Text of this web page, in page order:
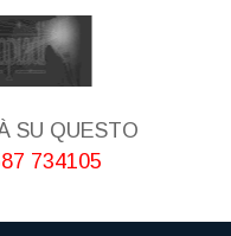
SU QUESTO
734105